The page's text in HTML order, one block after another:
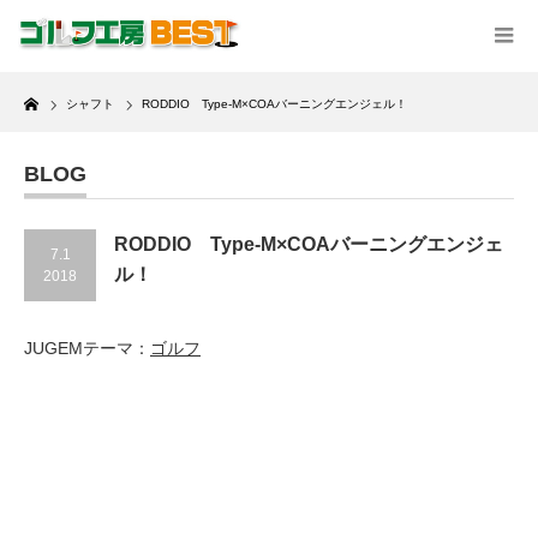
Home
シャフト RODDIO Type-M×COAバーニングエンジェル！
BLOG
7.1
2018
RODDIO Type-M×COAバーニングエンジェ
ル！
JUGEMテーマ： ゴルフ